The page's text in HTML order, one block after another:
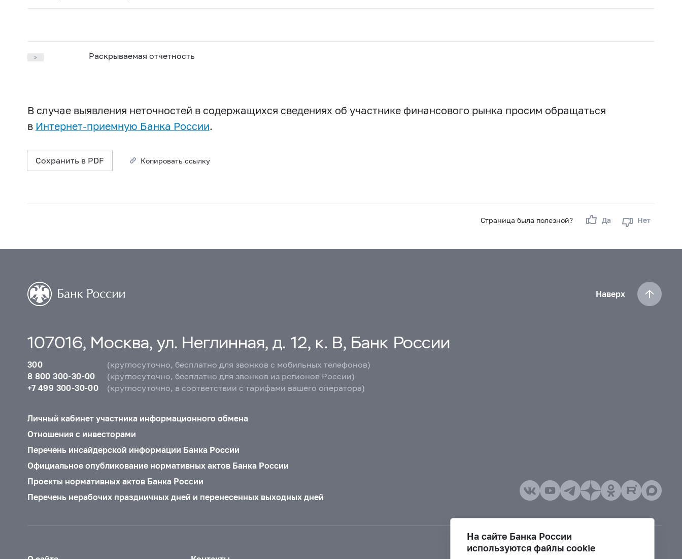
Раскрываемая отчетность
В случае выявления неточностей в содержащихся сведениях об участнике финансового рынка просим обращаться
в Интернет-приемную Банка России.
Сохранить в PDF Копировать ссылку
Страница была полезной? Да Нет
Наверх
107016, Москва, ул. Неглинная, д. 12, к. В, Банк России
300
(круглосуточно, бесплатно для звонков с мобильных телефонов)
8 800 300-30-00
(круглосуточно, бесплатно для звонков из регионов России)
+7 499 300-30-00
(круглосуточно, в соответствии с тарифами вашего оператора)
Личный кабинет участника информационного обмена
Отношения с инвесторами
Перечень инсайдерской информации Банка России
Официальное опубликование нормативных актов Банка России
Проекты нормативных актов Банка России
Перечень нерабочих праздничных дней и перенесенных выходных дней
На сайте Банка России
используются файлы cookie